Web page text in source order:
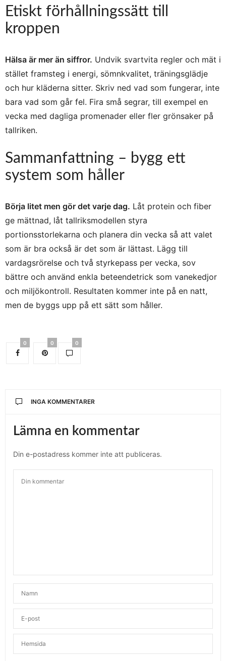
Etiskt förhållningssätt till
kroppen
Hälsa är mer än siffror. Undvik svartvita regler och mät i
stället framsteg i energi, sömnkvalitet, träningsglädje
och hur kläderna sitter. Skriv ned vad som fungerar, inte
bara vad som går fel. Fira små segrar, till exempel en
vecka med dagliga promenader eller fler grönsaker på
tallriken.
Sammanfattning – bygg ett
system som håller
Börja litet men gör det varje dag. Låt protein och fiber
ge mättnad, låt tallriksmodellen styra
portionsstorlekarna och planera din vecka så att valet
som är bra också är det som är lättast. Lägg till
vardagsrörelse och två styrkepass per vecka, sov
bättre och använd enkla beteendetrick som vanekedjor
och miljökontroll. Resultaten kommer inte på en natt,
men de byggs upp på ett sätt som håller.
0 0 0
INGA KOMMENTARER
Lämna en kommentar
Din e-postadress kommer inte att publiceras.